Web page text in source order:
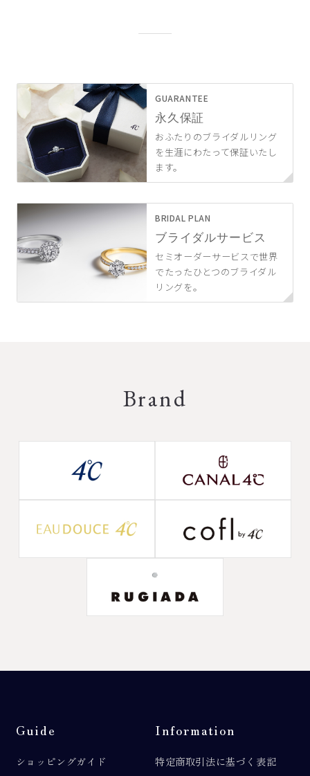
GUARANTEE
永久保証
おふたりのブライダルリング
を生涯にわたって保証いたし
ます。
BRIDAL PLAN
ブライダルサービス
セミオーダーサービスで世界
でたったひとつのブライダル
リングを。
Brand
Guide
ショッピングガイド
Information
特定商取引法に基づく表記